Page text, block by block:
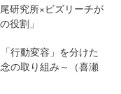
研究所×ビズリーチが
役割」
行動変容」を分けた
の取り組み～（喜瀬